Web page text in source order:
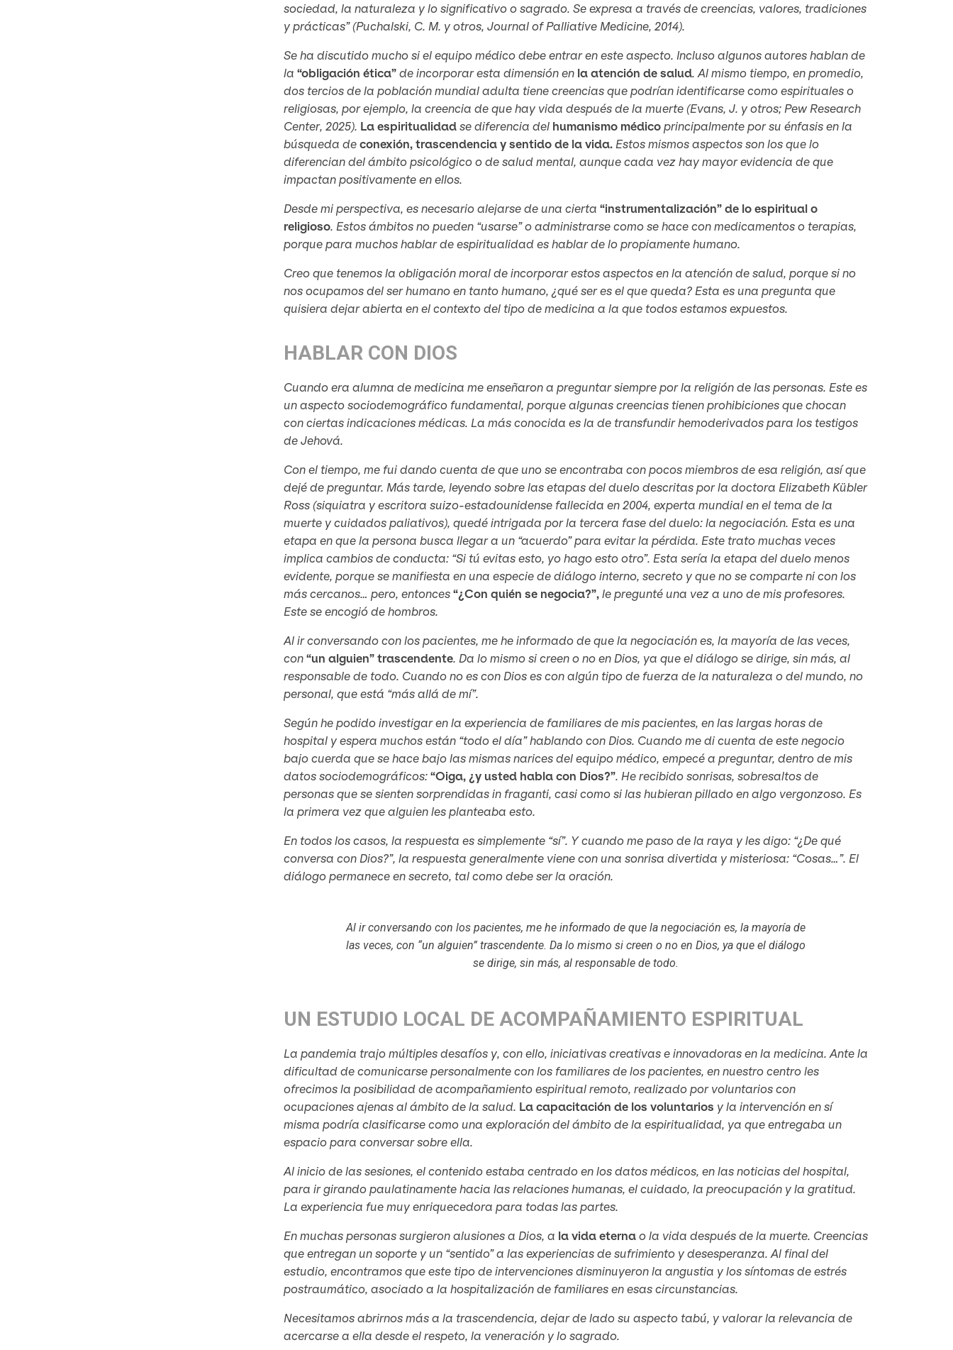
sociedad, la naturaleza y lo significativo o sagrado. Se expresa a través de creencias, valores, tradiciones
y prácticas” (Puchalski, C. M. y otros, Journal of Palliative Medicine, 2014).
Se ha discutido mucho si el equipo médico debe entrar en este aspecto. Incluso algunos autores hablan de
la “obligación ética”de incorporar esta dimensión en la atención de salud. Al mismo tiempo, en promedio,
dos tercios de la población mundial adulta tiene creencias que podrían identificarse como espirituales o
religiosas, por ejemplo, la creencia de que hay vida después de la muerte (Evans, J. y otros; Pew Research
Center, 2025). La espiritualidadse diferencia del humanismo médicoprincipalmente por su énfasis en la
búsqueda deconexión, trascendencia y sentido de la vida. Estos mismos aspectos son los que lo
diferencian del ámbito psicológico o de salud mental, aunque cada vez hay mayor evidencia de que
impactan positivamente en ellos.
Desde mi perspectiva, es necesario alejarse de una cierta “instrumentalización” de lo espiritual o
religioso. Estos ámbitos no pueden “usarse” o administrarse como se hace con medicamentos o terapias,
porque para muchos hablar de espiritualidad es hablar de lo propiamente humano.
Creo que tenemos la obligación moral de incorporar estos aspectos en la atención de salud, porque si no
nos ocupamos del ser humano en tanto humano, ¿qué ser es el que queda? Esta es una pregunta que
quisiera dejar abierta en el contexto del tipo de medicina a la que todos estamos expuestos.
HABLAR CON DIOS
Cuando era alumna de medicina me enseñaron a preguntar siempre por la religión de las personas. Este es
un aspecto sociodemográfico fundamental, porque algunas creencias tienen prohibiciones que chocan
con ciertas indicaciones médicas. La más conocida es la de transfundir hemoderivados para los testigos
de Jehová.
Con el tiempo, me fui dando cuenta de que uno se encontraba con pocos miembros de esa religión, así que
dejé de preguntar. Más tarde, leyendo sobre las etapas del duelo descritas por la doctora Elizabeth Kübler
Ross (siquiatra y escritora suizo-estadounidense fallecida en 2004, experta mundial en el tema de la
muerte y cuidados paliativos), quedé intrigada por la tercera fase del duelo: la negociación. Esta es una
etapa en que la persona busca llegar a un “acuerdo” para evitar la pérdida. Este trato muchas veces
implica cambios de conducta: “Si tú evitas esto, yo hago esto otro”. Esta sería la etapa del duelo menos
evidente, porque se manifiesta en una especie de diálogo interno, secreto y que no se comparte ni con los
más cercanos… pero, entonces“¿Con quién se negocia?”,le pregunté una vez a uno de mis profesores.
Este se encogió de hombros.
Al ir conversando con los pacientes, me he informado de que la negociación es, la mayoría de las veces,
con“un alguien” trascendente. Da lo mismo si creen o no en Dios, ya que el diálogo se dirige, sin más, al
responsable de todo. Cuando no es con Dios es con algún tipo de fuerza de la naturaleza o del mundo, no
personal, que está “más allá de mí”.
Según he podido investigar en la experiencia de familiares de mis pacientes, en las largas horas de
hospital y espera muchos están “todo el día” hablando con Dios. Cuando me di cuenta de este negocio
bajo cuerda que se hace bajo las mismas narices del equipo médico, empecé a preguntar, dentro de mis
datos sociodemográficos:“Oiga, ¿y usted habla con Dios?”. He recibido sonrisas, sobresaltos de
personas que se sienten sorprendidas in fraganti, casi como si las hubieran pillado en algo vergonzoso. Es
la primera vez que alguien les planteaba esto.
En todos los casos, la respuesta es simplemente “sí”. Y cuando me paso de la raya y les digo: “¿De qué
conversa con Dios?”, la respuesta generalmente viene con una sonrisa divertida y misteriosa: “Cosas…”. El
diálogo permanece en secreto, tal como debe ser la oración.
Al ir conversando con los pacientes, me he informado de que la negociación es, la mayoría de
las veces, con “un alguien” trascendente. Da lo mismo si creen o no en Dios, ya que el diálogo
se dirige, sin más, al responsable de todo.
UN ESTUDIO LOCAL DE ACOMPAÑAMIENTO ESPIRITUAL
La pandemia trajo múltiples desafíos y, con ello, iniciativas creativas e innovadoras en la medicina. Ante la
dificultad de comunicarse personalmente con los familiares de los pacientes, en nuestro centro les
ofrecimos la posibilidad de acompañamiento espiritual remoto, realizado por voluntarios con
ocupaciones ajenas al ámbito de la salud. La capacitación de los voluntarios y la intervención en sí
misma podría clasificarse como una exploración del ámbito de la espiritualidad, ya que entregaba un
espacio para conversar sobre ella.
Al inicio de las sesiones, el contenido estaba centrado en los datos médicos, en las noticias del hospital,
para ir girando paulatinamente hacia las relaciones humanas, el cuidado, la preocupación y la gratitud.
La experiencia fue muy enriquecedora para todas las partes.
En muchas personas surgieron alusiones a Dios, a la vida eternao la vida después de la muerte. Creencias
que entregan un soporte y un “sentido” a las experiencias de sufrimiento y desesperanza. Al final del
estudio, encontramos que este tipo de intervenciones disminuyeron la angustia y los síntomas de estrés
postraumático, asociado a la hospitalización de familiares en esas circunstancias.
Necesitamos abrirnos más a la trascendencia, dejar de lado su aspecto tabú, y valorar la relevancia de
acercarse a ella desde el respeto, la veneración y lo sagrado.